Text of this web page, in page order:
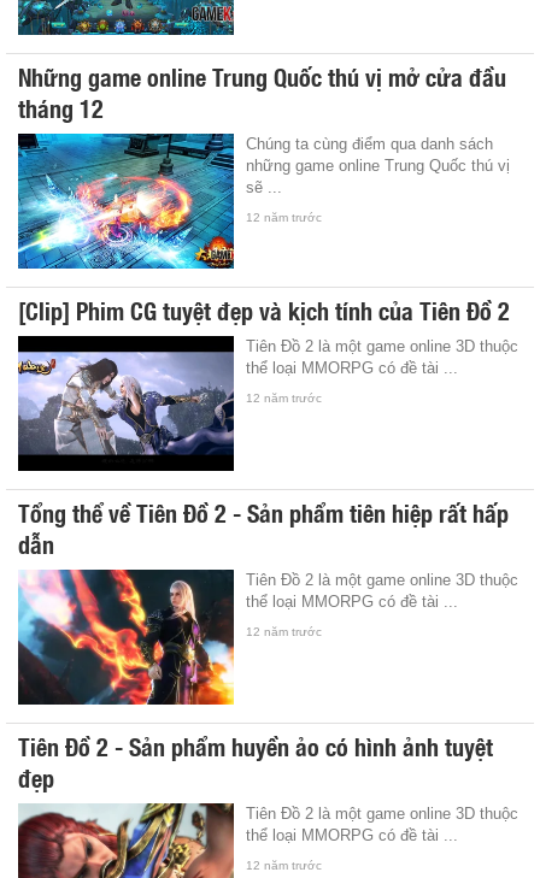
Những game online Trung Quốc thú vị mở cửa đầu
tháng 12
Chúng ta cùng điểm qua danh sách
những game online Trung Quốc thú vị
sẽ ...
12 năm trước
[Clip] Phim CG tuyệt đẹp và kịch tính của Tiên Đồ 2
Tiên Đồ 2 là một game online 3D thuộc
thể loại MMORPG có đề tài ...
12 năm trước
Tổng thể về Tiên Đồ 2 - Sản phẩm tiên hiệp rất hấp
dẫn
Tiên Đồ 2 là một game online 3D thuộc
thể loại MMORPG có đề tài ...
12 năm trước
Tiên Đồ 2 - Sản phẩm huyền ảo có hình ảnh tuyệt
đẹp
Tiên Đồ 2 là một game online 3D thuộc
thể loại MMORPG có đề tài ...
12 năm trước